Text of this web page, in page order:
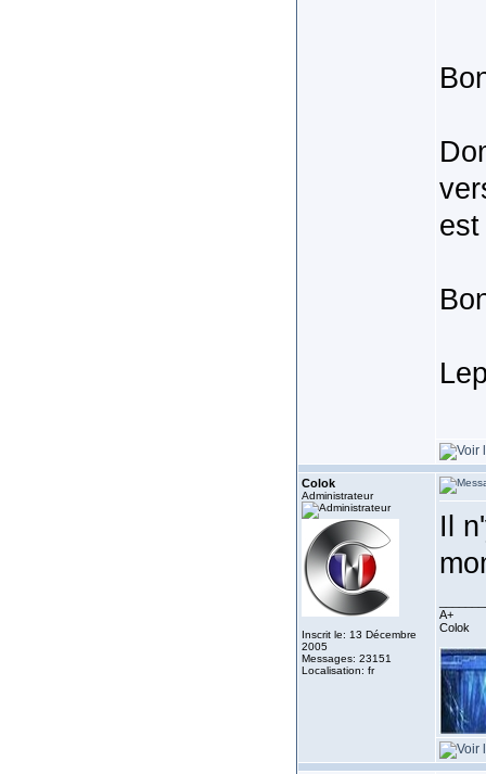
Colok
Administrateur
Inscrit le: 13 Décembre
2005
Messages: 23151
Localisation: fr
Il
A+
Colok